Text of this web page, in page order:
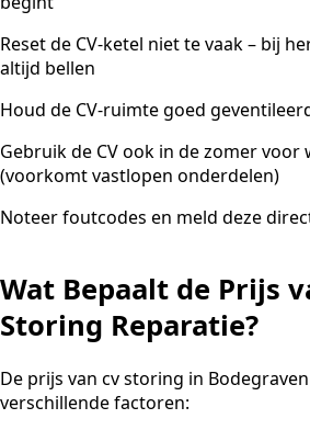
Reset de CV-ketel niet te vaak – bij
altijd bellen
Houd de CV-ruimte goed
Gebruik de CV ook in de zomer voor
(voorkomt vastlopen onderdelen)
Noteer foutcodes en meld deze
Wat Bepaalt de Prijs
Storing Reparatie?
De prijs van cv storing in
verschillende factoren: